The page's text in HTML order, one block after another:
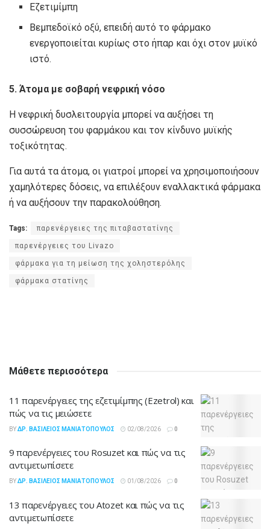
Εζετιμίμπη
Βεμπεδοϊκό οξύ, επειδή αυτό το φάρμακο
ενεργοποιείται κυρίως στο ήπαρ και όχι στον μυϊκό
ιστό.
5. Άτομα με σοβαρή νεφρική νόσο
Η νεφρική δυσλειτουργία μπορεί να αυξήσει τη
συσσώρευση του φαρμάκου και τον κίνδυνο μυϊκής
τοξικότητας.
Για αυτά τα άτομα, οι γιατροί μπορεί να χρησιμοποιήσουν
χαμηλότερες δόσεις, να επιλέξουν εναλλακτικά φάρμακα
ή να αυξήσουν την παρακολούθηση.
Tags: παρενέργειες της πιταβαστατίνης
παρενέργειες του Livazo
φάρμακα για τη μείωση της χοληστερόλης
φάρμακα στατίνης
Μάθετε περισσότερα
11 παρενέργειες της εζετιμίμπης (Ezetrol) και
πώς να τις μειώσετε
BYΔΡ. ΒΑΣΊΛΕΙΟΣ ΜΑΝΙΑΤΌΠΟΥΛΟΣ 02/08/2026 0
9 παρενέργειες του Rosuzet και πώς να τις
αντιμετωπίσετε
BYΔΡ. ΒΑΣΊΛΕΙΟΣ ΜΑΝΙΑΤΌΠΟΥΛΟΣ 01/08/2026 0
13 παρενέργειες του Atozet και πώς να τις
αντιμετωπίσετε